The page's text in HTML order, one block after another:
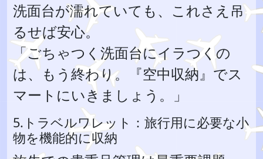
洗面台が濡れていても、これさえ吊
るせば安心。
「ごちゃつく洗面台にイラつくの
は、もう終わり。『空中収納』でス
マートにいきましょう。」
5.トラベルワレット：旅行用に必要な小
物を機能的に収納